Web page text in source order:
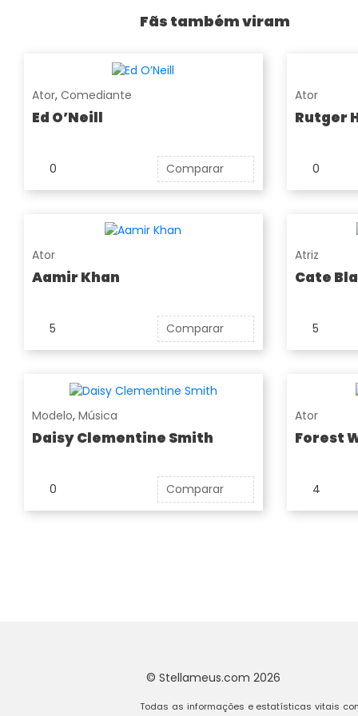
Fãs também viram
Ator, Comediante
Ed O’Neill
0 Comparar
Ator
Rutger
0
Ator
Aamir Khan
5 Comparar
Atriz
Cate
5
Modelo, Música
Daisy Clementine Smith
0 Comparar
Ator
Forest
4
© Stellameus.com 2026
Todas as informações e estatísticas vitais